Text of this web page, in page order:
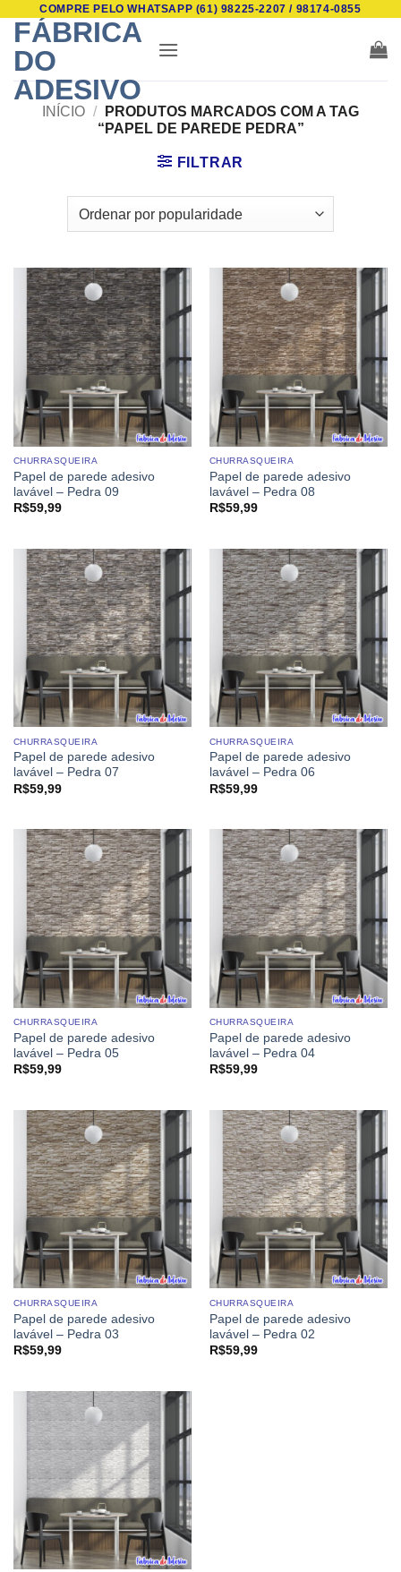
content
COMPRE PELO WHATSAPP (61) 98225-2207 / 98174-0855
FÁBRICA
DO
ADESIVO
INÍCIO /
PRODUTOS MARCADOS COM A TAG
“PAPEL DE PAREDE PEDRA”
FILTRAR
CHURRASQUEIRA
Papel de parede adesivo
lavável – Pedra 09
R$59,99
CHURRASQUEIRA
Papel de parede adesivo
lavável – Pedra 08
R$59,99
CHURRASQUEIRA
Papel de parede adesivo
lavável – Pedra 07
R$59,99
CHURRASQUEIRA
Papel de parede adesivo
lavável – Pedra 06
R$59,99
CHURRASQUEIRA
Papel de parede adesivo
lavável – Pedra 05
R$59,99
CHURRASQUEIRA
Papel de parede adesivo
lavável – Pedra 04
R$59,99
CHURRASQUEIRA
Papel de parede adesivo
lavável – Pedra 03
R$59,99
CHURRASQUEIRA
Papel de parede adesivo
lavável – Pedra 02
R$59,99